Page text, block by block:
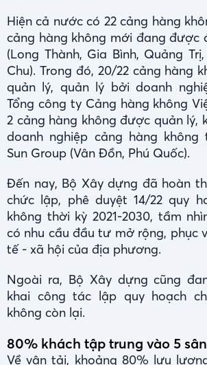
Hiện cả nước có 22 cảng hàng
cảng hàng không mới đang được
(Long Thành, Gia Bình, Quảng
Chu). Trong đó, 20/22 cảng hàng
quản lý, quản lý bởi doanh
Tổng công ty Cảng hàng không
2 cảng hàng không được quản lý,
doanh nghiệp cảng hàng không
Sun Group (Vân Đồn, Phú Quốc).
Đến nay, Bộ Xây dựng đã hoàn
chức lập, phê duyệt 14/22 quy
không thời kỳ 2021-2030, tầm
có nhu cầu đầu tư mở rộng, phục
tế - xã hội của địa phương.
Ngoài ra, Bộ Xây dựng cũng
khai công tác lập quy hoạch
không còn lại.
80% khách tập trung vào 5
Về vận tải, khoảng 80% lưu